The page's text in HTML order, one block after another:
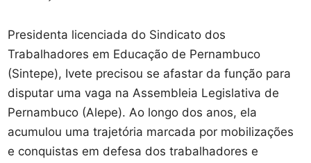
Presidenta licenciada do Sindicato dos
Trabalhadores em Educação de Pernambuco
(Sintepe), Ivete precisou se afastar da função para
disputar uma vaga na Assembleia Legislativa de
Pernambuco (Alepe). Ao longo dos anos, ela
acumulou uma trajetória marcada por mobilizações
e conquistas em defesa dos trabalhadores e